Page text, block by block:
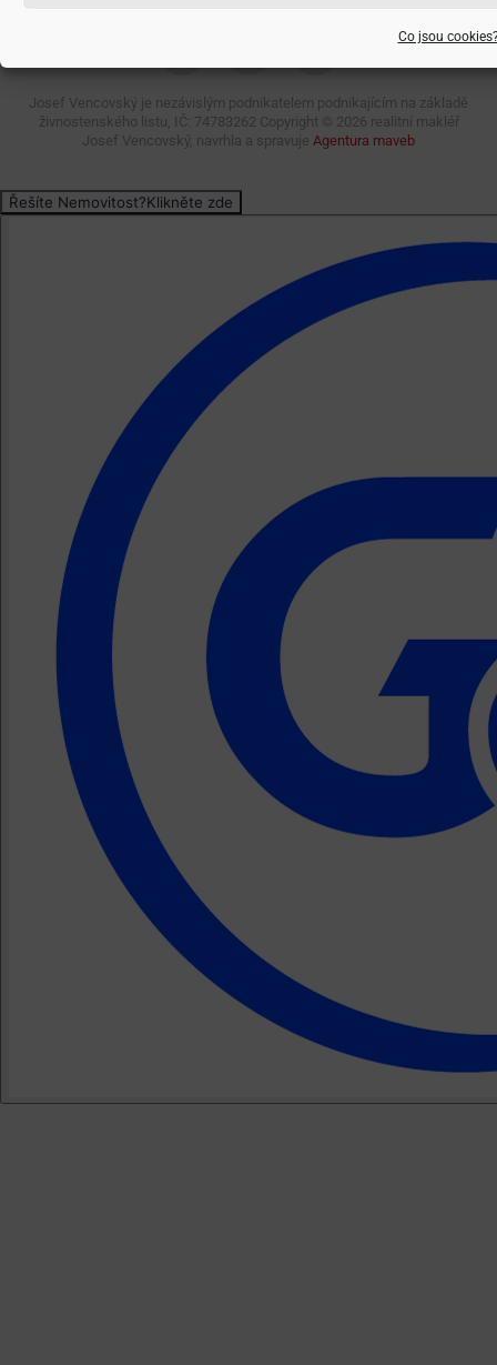
Co jsou
Josef Vencovský je nezávislým podnikatelem podnikajícím na základě
živnostenského listu, IČ: 74783262 Copyright © 2026 realitní makléř
Josef Vencovský, navrhla a spravuje Agentura maveb